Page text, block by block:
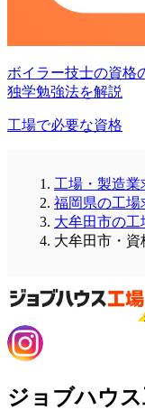
ボイラー技士の資格
独学勉強法を解説
工場で必要な資格
工場・製造業
福岡県の工場
大牟田市の工
大牟田市・資
ジョブハウ